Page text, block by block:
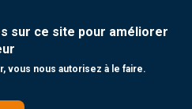
sur ce site pour améliorer
vous nous autorisez à le faire.